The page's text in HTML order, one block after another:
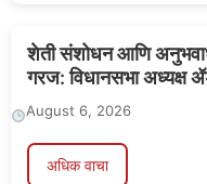
शेती संशोधन आणि
गरज: विधानसभा अध्यक्ष
August 6, 2026
अधिक वाचा